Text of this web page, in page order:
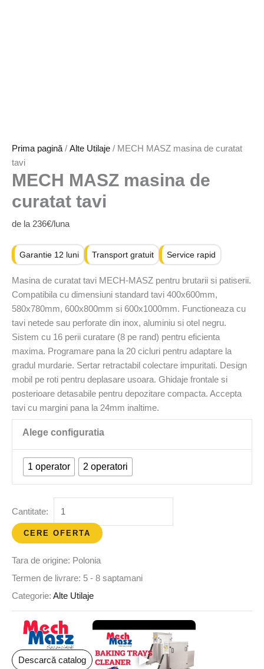
Prima pagină / Alte Utilaje / MECH MASZ masina de curatat
tavi
MECH MASZ masina de
curatat tavi
de la 236€/luna
Garantie 12 luni Transport gratuit Service rapid
Masina de curatat tavi MECH-MASZ pentru brutarii si patiserii.
Compatibila cu dimensiuni standard tavi 400x600mm,
580x780mm, 600x800mm si 600x1000mm. Functioneaza cu
tavi netede sau perforate din inox, aluminiu si otel negru.
Sistem cu 16 perii curatare (8 pe rand) pentru eficienta
maxima. Programare pana la 20 cicluri pentru adaptare la
gradul murdarie. Sertar retractabil colectare impuritati. Design
mobil pe roti pentru deplasare usoara. Ghidaje frontale si
posterioare detasabile pentru depozitare compacta. Accepta
tavi cu margini pana la 24mm inaltime.
1 operator 2 operatori
CERE OFERTA
Termen de livrare: 5 - 8 saptamani
Categorie: Alte Utilaje
Tara de origine: Polonia
Descarcă catalog ▶